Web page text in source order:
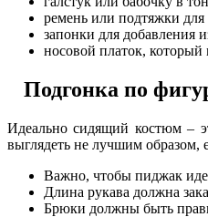
ремень или подтяжки
запонки для добавления
носовой платок, который
Подгонка по
Идеально сидящий костюм –
выглядеть не лучшим образом,
Важно, чтобы пиджак
Длина рукава должна
Брюки должны быть